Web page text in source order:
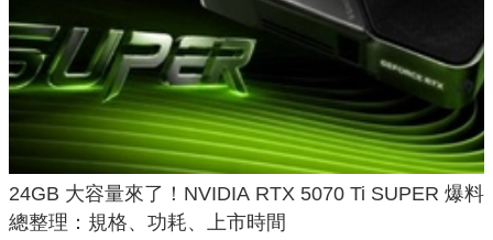
24GB 大容量來了！NVIDIA RTX 5070 Ti SUPER 爆料
總整理：規格、功耗、上市時間